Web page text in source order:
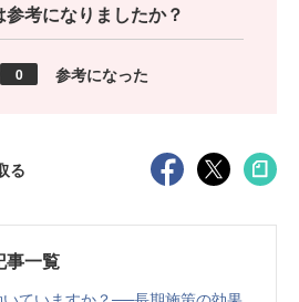
参考になりましたか？
0 参考になった
る
事一覧